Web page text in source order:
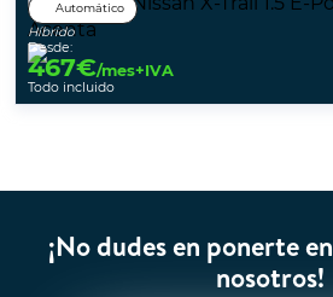
Automático
Híbrido
Desde:
467€/mes+IVA
Todo incluido
¡No dudes en ponerte
nosotros!